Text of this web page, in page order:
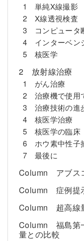
1 単純X線撮影
2 X線透視検査
3 コンピュータ
4 インターベン
5 核医学
2 放射線治療
1 がん治療
2 治療機で使用
3 治療技術の進
4 核医学治療
5 核医学の臨床
6 ホウ素中性子
7 最後に
Column アブス
Column 症例提
Column 超高線
Column 福島第
量との比較